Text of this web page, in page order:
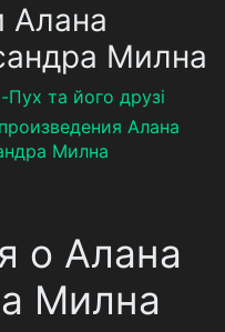
Алана
Милна
Пух та його друзі
Алана
Милна
о Алана
Милна